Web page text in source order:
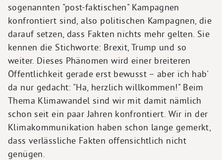
sogenannten "post-faktischen" Kampagnen
konfrontiert sind, also politischen Kampagnen, die
darauf setzen, dass Fakten nichts mehr gelten. Sie
kennen die Stichworte: Brexit, Trump und so
weiter. Dieses Phänomen wird einer breiteren
Öffentlichkeit gerade erst bewusst – aber ich hab'
da nur gedacht: "Ha, herzlich willkommen!" Beim
Thema Klimawandel sind wir mit damit nämlich
schon seit ein paar Jahren konfrontiert. Wir in der
Klimakommunikation haben schon lange gemerkt,
dass verlässliche Fakten offensichtlich nicht
genügen.